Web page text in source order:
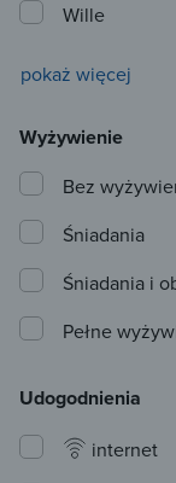
Wille
pokaż więcej
Wyżywienie
Bez
Śniadania
Śniadania i
Pełne
Udogodnienia
internet